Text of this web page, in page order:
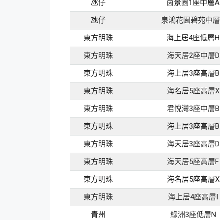
氹仔
茵景園1座中層A
氹仔
泉鴻花園碧苑中
東方明珠
海上居4座低層H
東方明珠
海天居2座中層D
東方明珠
海上居3座高層B
東方明珠
海名居5座高層X
東方明珠
君悅灣3座中層B
東方明珠
海上居3座高層B
東方明珠
海天居3座高層D
東方明珠
海天居5座高層F
東方明珠
海名居5座高層X
東方明珠
海上居4座高層I
青州
綠洲3座低層N